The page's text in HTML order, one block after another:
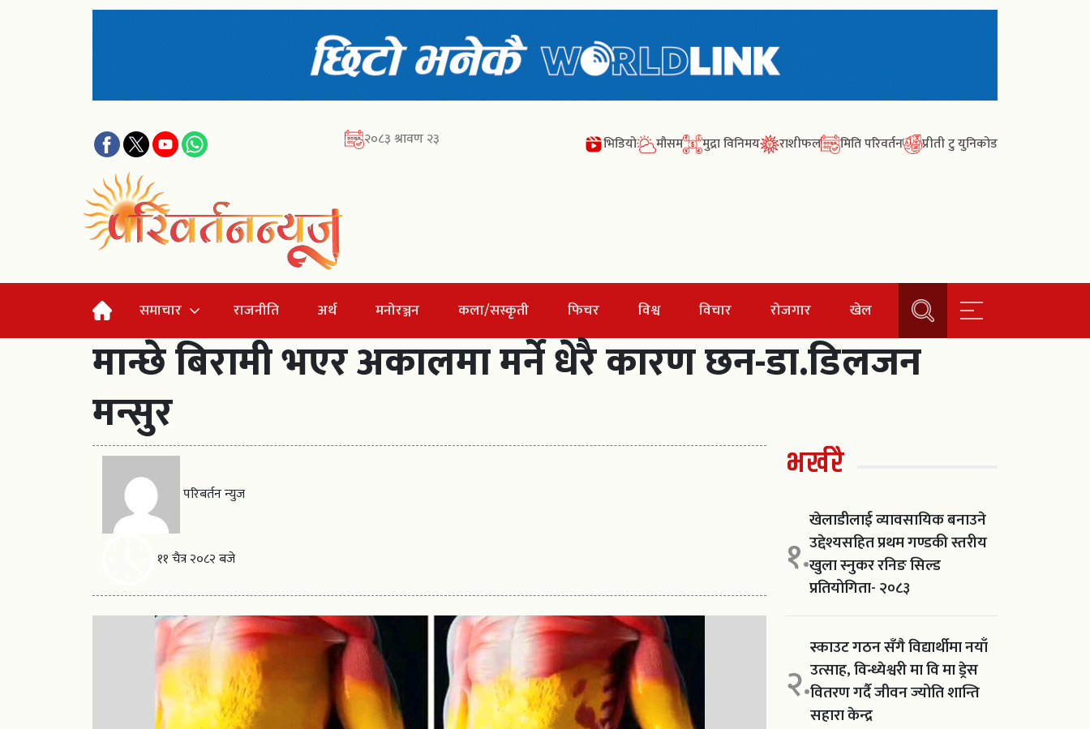
२०८३ श्रावण २३ भिडियो मौसम मुद्रा विनिमय राशीफल मिति परिवर्तन प्रीती टु युनिकोड
समाचार राजनीति अर्थ मनोरञ्जन कला/सस्कृती फिचर विश्व विचार रोजगार खेल
मान्छे बिरामी भएर अकालमा मर्ने धेरै कारण छन-डा.डिलजन
मन्सुर
परिबर्तन न्युज
११ चैत्र २०८२ बजे
भर्खरै
१.
खेलाडीलाई व्यावसायिक बनाउने
उद्देश्यसहित प्रथम गण्डकी स्तरीय
खुला स्नुकर रनिङ सिल्ड
प्रतियोगिता- २०८३
२.
स्काउट गठन सँगै विद्यार्थीमा नयाँ
उत्साह, विन्ध्येश्वरी मा वि मा ड्रेस
वितरण गर्दै जीवन ज्योति शान्ति
सहारा केन्द्र